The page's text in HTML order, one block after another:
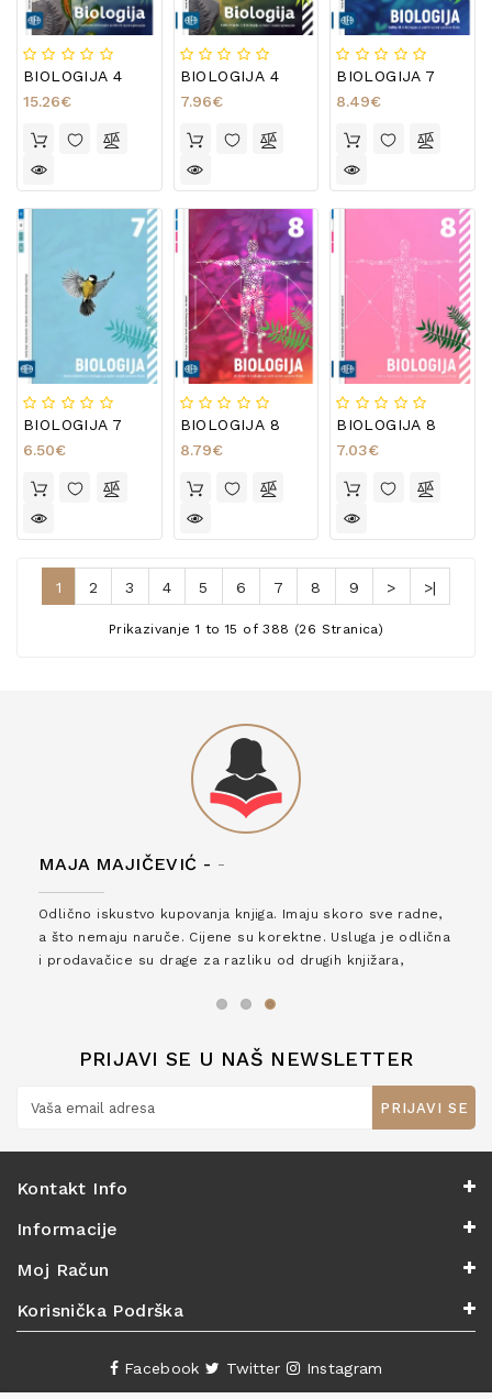
BIOLOGIJA 4
15.26€
BIOLOGIJA 4
7.96€
BIOLOGIJA 7
8.49€
BIOLOGIJA 7
6.50€
BIOLOGIJA 8
8.79€
BIOLOGIJA 8
7.03€
1 2 3 4 5 6 7 8 9 > >|
Prikazivanje 1 to 15 of 388 (26 Stranica)
MAJA MAJIČEVIĆ - -
Odlično iskustvo kupovanja knjiga. Imaju skoro sve radne,
a što nemaju naruče. Cijene su korektne. Usluga je odlična
i prodavačice su drage za razliku od drugih knjižara,
PRIJAVI SE U NAŠ NEWSLETTER
PRIJAVI SE
Kontakt Info
Informacije
Moj Račun
Korisnička Podrška
Facebook Twitter Instagram